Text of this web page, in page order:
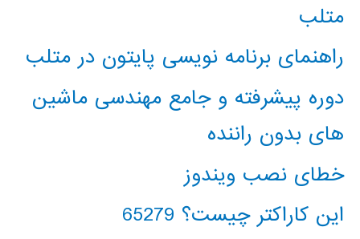
متلب
راهنمای برنامه نویسی پایتون در متلب
دوره پیشرفته و جامع مهندسی ماشین
های بدون راننده
خطای نصب ویندوز
این کاراکتر چیست؟ 65279